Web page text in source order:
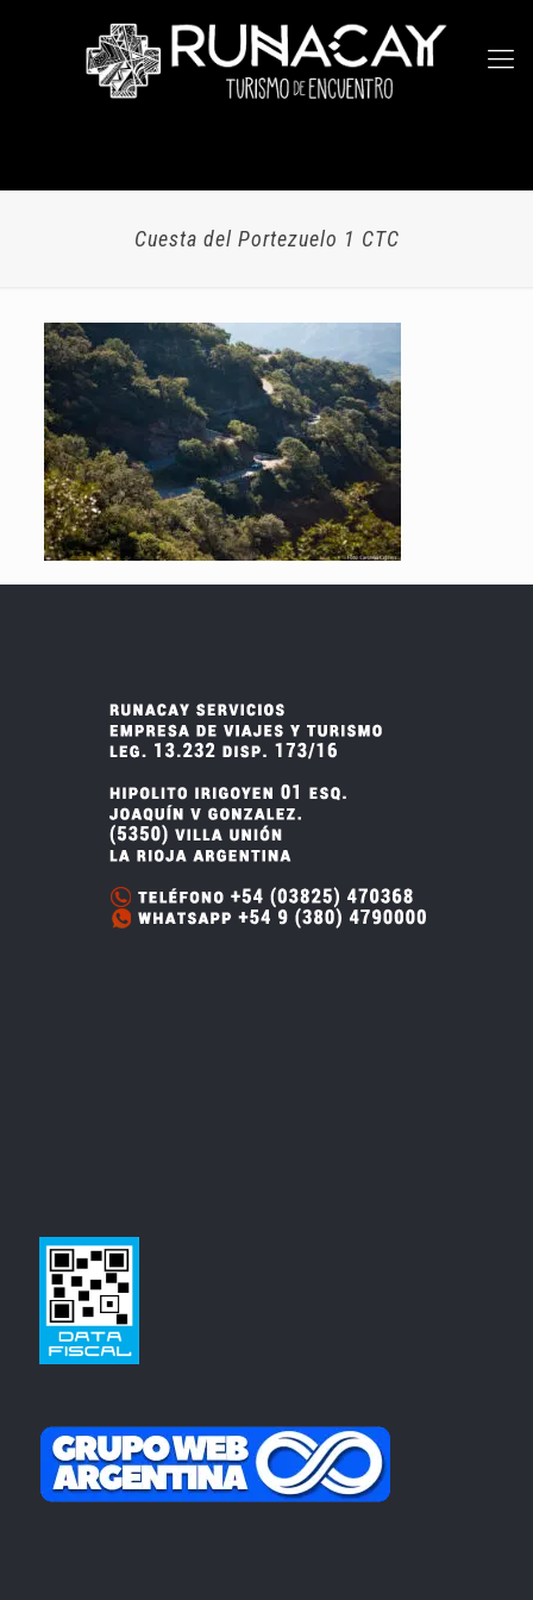
Cuesta del Portezuelo 1 CTC